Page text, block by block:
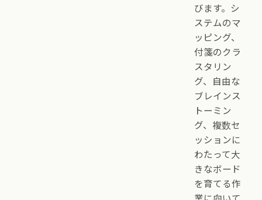
びます。シ
ステムのマ
ッピング、
付箋のクラ
スタリン
グ、自由な
ブレインス
トーミン
グ、複数セ
ッションに
わたって大
きなボード
を育てる作